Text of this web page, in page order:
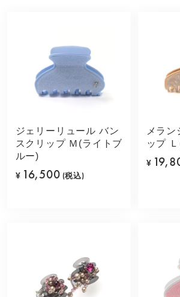
ジェリーリュール バン
スクリップ Ｍ(ライトブ
ルー)
¥ 16,500 (税込)
メラン
ップ
¥